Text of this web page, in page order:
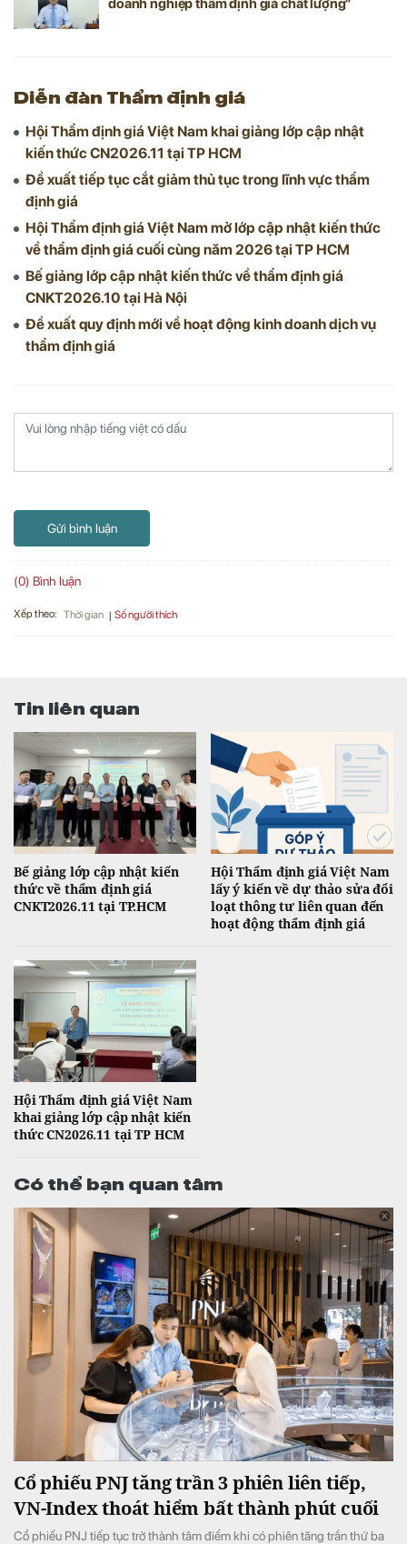
doanh nghiệp thẩm định giá chất lượng”
Diễn đàn Thẩm định giá
Hội Thẩm định giá Việt Nam khai giảng lớp cập nhật
kiến thức CN2026.11 tại TP HCM
Đề xuất tiếp tục cắt giảm thủ tục trong lĩnh vực thẩm
định giá
Hội Thẩm định giá Việt Nam mở lớp cập nhật kiến thức
về thẩm định giá cuối cùng năm 2026 tại TP HCM
Bế giảng lớp cập nhật kiến thức về thẩm định giá
CNKT2026.10 tại Hà Nội
Đề xuất quy định mới về hoạt động kinh doanh dịch vụ
thẩm định giá
Gửi bình luận
(0) Bình luận
Xếp theo: Thời gian Số người thích
Tin liên quan
Bế giảng lớp cập nhật kiến
thức về thẩm định giá
CNKT2026.11 tại TP.HCM
Hội Thẩm định giá Việt Nam
lấy ý kiến về dự thảo sửa đổi
loạt thông tư liên quan đến
hoạt động thẩm định giá
Hội Thẩm định giá Việt Nam
khai giảng lớp cập nhật kiến
thức CN2026.11 tại TP HCM
Có thể bạn quan tâm
Cổ phiếu PNJ tăng trần 3 phiên liên tiếp,
VN-Index thoát hiểm bất thành phút cuối
Cổ phiếu PNJ tiếp tục trở thành tâm điểm khi có phiên tăng trần thứ ba